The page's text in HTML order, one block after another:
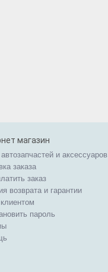
магазин
и аксессуаров
заказа
заказ
возврата и гарантии
пароль